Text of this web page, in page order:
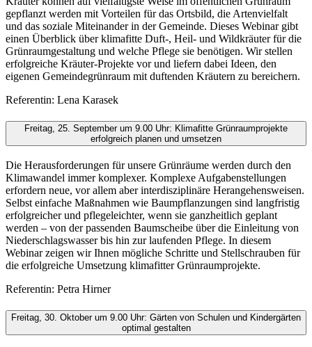
gepflanzt werden mit Vorteilen für das Ortsbild, die Artenvielfalt
und das soziale Miteinander in der Gemeinde. Dieses Webinar gibt
einen Überblick über klimafitte Duft-, Heil- und Wildkräuter für die
Grünraumgestaltung und welche Pflege sie benötigen. Wir stellen
erfolgreiche Kräuter-Projekte vor und liefern dabei Ideen, den
eigenen Gemeindegrünraum mit duftenden Kräutern zu bereichern.
Referentin: Lena Karasek
Freitag, 25. September um 9.00 Uhr: Klimafitte Grünraumprojekte
erfolgreich planen und umsetzen
Die Herausforderungen für unsere Grünräume werden durch den
Klimawandel immer komplexer. Komplexe Aufgabenstellungen
erfordern neue, vor allem aber interdisziplinäre Herangehensweisen.
Selbst einfache Maßnahmen wie Baumpflanzungen sind langfristig
erfolgreicher und pflegeleichter, wenn sie ganzheitlich geplant
werden – von der passenden Baumscheibe über die Einleitung von
Niederschlagswasser bis hin zur laufenden Pflege. In diesem
Webinar zeigen wir Ihnen mögliche Schritte und Stellschrauben für
die erfolgreiche Umsetzung klimafitter Grünraumprojekte.
Referentin: Petra Hirner
Freitag, 30. Oktober um 9.00 Uhr: Gärten von Schulen und Kindergärten
optimal gestalten